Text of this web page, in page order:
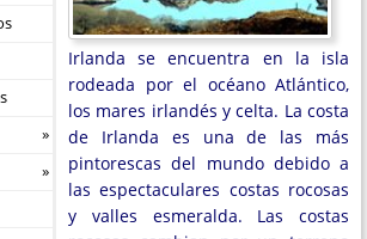
Irlanda se encuentra en la isla
rodeada por el océano Atlántico,
los mares irlandés y celta. La costa
de Irlanda es una de las más
pintorescas del mundo debido a
las espectaculares costas rocosas
y valles esmeralda. Las costas